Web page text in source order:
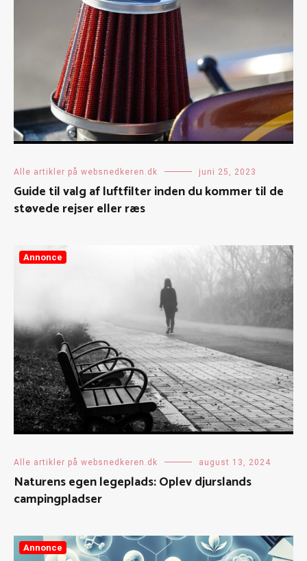
Alle artikler på websnedkeren.dk juni 25, 2023
Guide til valg af luftfilter inden du kommer til de
støvede rejser eller ræs
Annonce
Alle artikler på websnedkeren.dk august 13, 2024
Naturens egen legeplads: Oplev djurslands
campingpladser
Annonce